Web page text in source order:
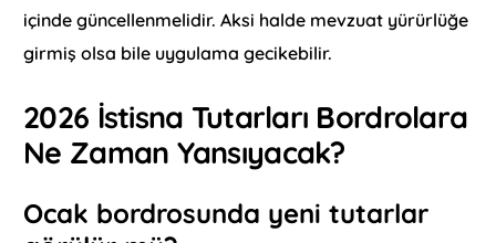
içinde güncellenmelidir. Aksi halde mevzuat yürürlüğe
girmiş olsa bile uygulama gecikebilir.
2026 İstisna Tutarları Bordrolara
Ne Zaman Yansıyacak?
Ocak bordrosunda yeni tutarlar